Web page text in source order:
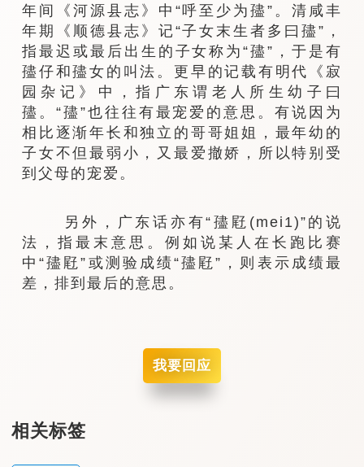
年间《河源县志》中“呼至少为孻”。清咸丰
年期《顺德县志》记“子女末生者多曰孻”，
指最迟或最后出生的子女称为“孻”，于是有
孻仔和孻女的叫法。更早的记载有明代《寂
园杂记》中，指广东谓老人所生幼子曰
孻。“孻”也往往有最宠爱的意思。有说因为
相比逐渐年长和独立的哥哥姐姐，最年幼的
子女不但最弱小，又最爱撤娇，所以特别受
到父母的宠爱。
另外，广东话亦有“孻屘(mei1)”的说
法，指最末意思。例如说某人在长跑比赛
中“孻屘”或测验成绩“孻屘”，则表示成绩最
差，排到最后的意思。
我要回应
相关标签